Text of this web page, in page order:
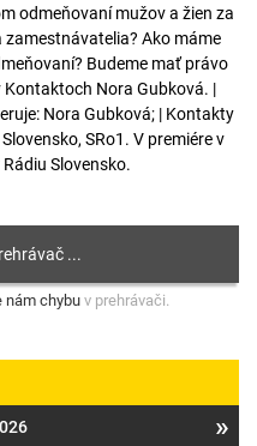
odmeňovaní mužov a žien za
Ako máme
Budeme mať právo
Nora Gubková. |
Nora Gubková; | Kontakty
SRo1. V premiére v
Slovensko.
nám chybu v prehrávači.
»